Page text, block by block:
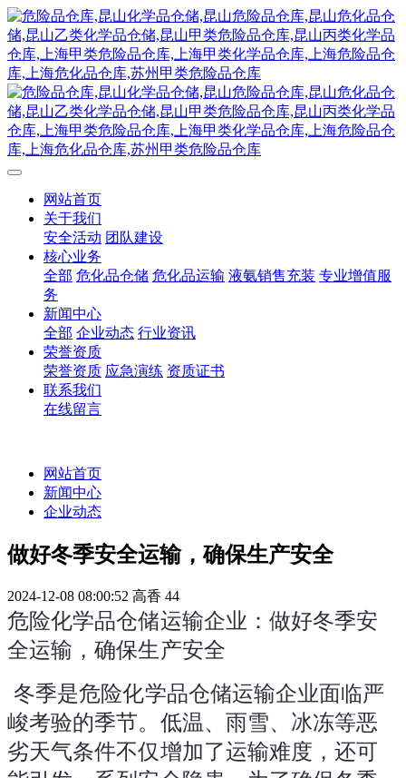
网站首页
关于我们
安全活动 团队建设
核心业务
全部 危化品仓储 危化品运输 液氨销售充装 专业增值服
务
新闻中心
全部 企业动态 行业资讯
荣誉资质
荣誉资质 应急演练 资质证书
联系我们
在线留言
网站首页
新闻中心
企业动态
做好冬季安全运输，确保生产安全
2024-12-08 08:00:52 高香 44
危险化学品仓储运输企业：做好冬季安
全运输，确保生产安全
冬季是危险化学品仓储运输企业面临严
峻考验的季节。低温、雨雪、冰冻等恶
劣天气条件不仅增加了运输难度，还可